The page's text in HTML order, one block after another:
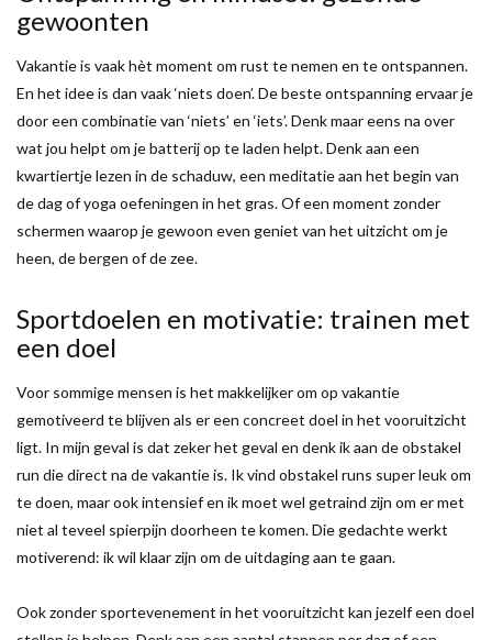
gewoonten
Vakantie is vaak hèt moment om rust te nemen en te ontspannen.
En het idee is dan vaak ‘niets doen’. De beste ontspanning ervaar je
door een combinatie van ‘niets’ en ‘iets’. Denk maar eens na over
wat jou helpt om je batterij op te laden helpt. Denk aan een
kwartiertje lezen in de schaduw, een meditatie aan het begin van
de dag of yoga oefeningen in het gras. Of een moment zonder
schermen waarop je gewoon even geniet van het uitzicht om je
heen, de bergen of de zee.
Sportdoelen en motivatie: trainen met
een doel
Voor sommige mensen is het makkelijker om op vakantie
gemotiveerd te blijven als er een concreet doel in het vooruitzicht
ligt. In mijn geval is dat zeker het geval en denk ik aan de obstakel
run die direct na de vakantie is. Ik vind obstakel runs super leuk om
te doen, maar ook intensief en ik moet wel getraind zijn om er met
niet al teveel spierpijn doorheen te komen. Die gedachte werkt
motiverend: ik wil klaar zijn om de uitdaging aan te gaan.
Ook zonder sportevenement in het vooruitzicht kan jezelf een doel